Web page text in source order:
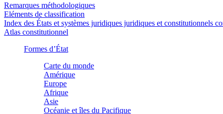
Remarques méthodologiques
Eléments de classification
Index des États et systèmes juridiques juridiques et constitutionnels
Atlas constitutionnel
Formes d’État
Carte du monde
Amérique
Europe
Afrique
Asie
Océanie et îles du Pacifique